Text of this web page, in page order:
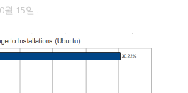
월 15일 .